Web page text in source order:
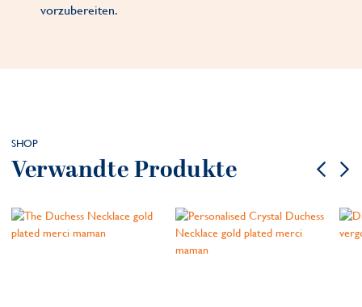
vorzubereiten.
SHOP
Verwandte Produkte